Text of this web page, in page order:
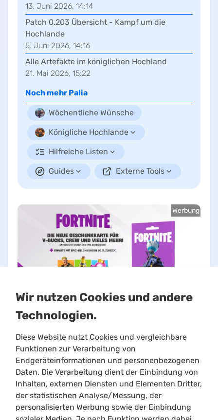
13. Juni 2026, 14:14
Patch 0.203 Übersicht - Kampf um die
Hochlande
5. Juni 2026, 14:16
Alle Artefakte im königlichen Hochland
21. Mai 2026, 15:22
Noch mehr Palia
Wöchentliche Wünsche
Königliche Hochlande
Hilfreiche Listen
Guides Externe Tools
Werbung
Limitloot
Roadmap
Kontakt
Wir nutzen Cookies und andere
Technologien.
Diese Website nutzt Cookies und vergleichbare
Funktionen zur Verarbeitung von
Endgeräteinformationen und personenbezogenen
Daten. Die Verarbeitung dient der Einbindung von
Inhalten, externen Diensten und Elementen Dritter,
der statistischen Analyse/Messung, der
personalisierten Werbung sowie der Einbindung